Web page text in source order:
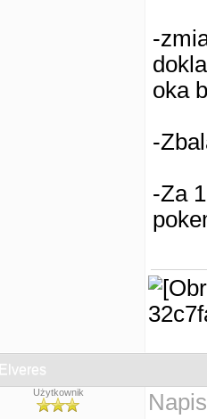
-
oka
-
-Za
Elveres
Użytkownik